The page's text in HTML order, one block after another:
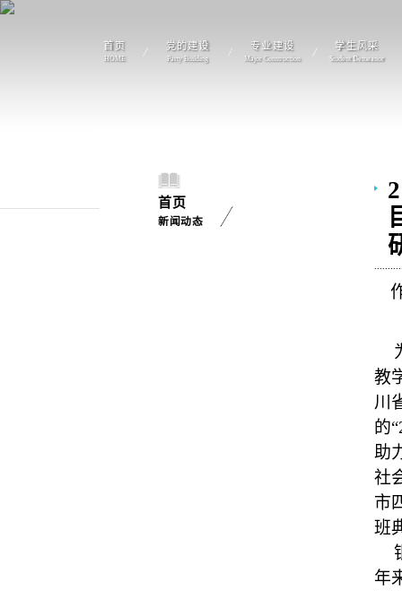
首页
HOME
党的建设
Party Building
专业建设
Major Construction
学生风采
Student Demeanor
首页
新闻动态
教
川
的
助
社
市
班
年